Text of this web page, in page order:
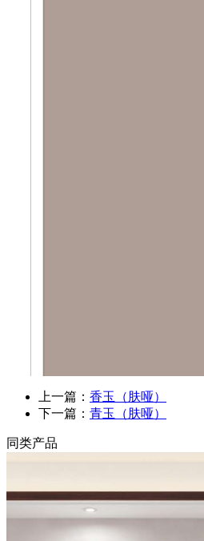
上一篇： 香玉（肤哑）
下一篇： 青玉（肤哑）
同类产品